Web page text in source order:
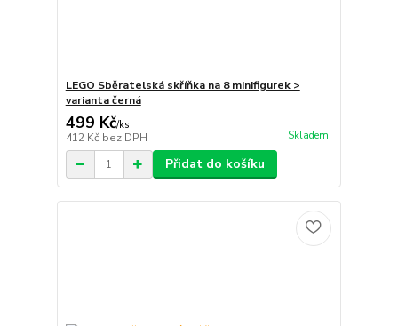
LEGO Sběratelská skříňka na 8 minifigurek >
varianta černá
499 Kč/ks
412 Kč bez DPH Skladem
Přidat do košíku